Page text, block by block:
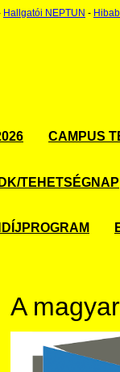
Hallgatói NEPTUN -
CAMPUS
TEHETSÉGNAP
A